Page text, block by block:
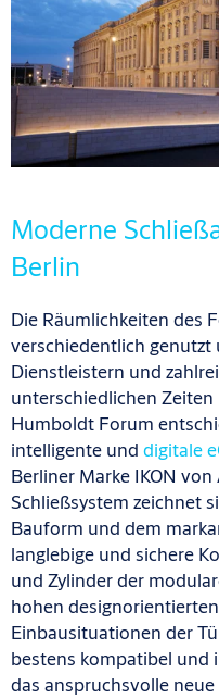
Moderne
Berlin
Die Räumlichkeiten des
verschiedentlich
Dienstleistern und
unterschiedlichen
Humboldt Forum
intelligente und digitale
Berliner Marke IKON von
Schließsystem zeichnet
Bauform und dem
langlebige und sichere
und Zylinder der
hohen
Einbausituationen der
bestens kompatibel und
das anspruchsvolle